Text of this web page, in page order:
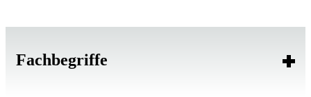
Fachbegriffe